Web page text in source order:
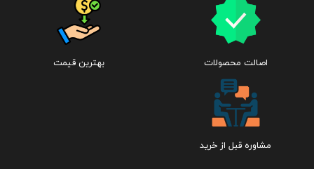
اصالت محصولات بهترین قیمت
مشاوره قبل از خرید